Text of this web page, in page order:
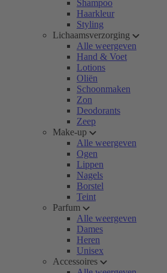
Shampoo
Haarkleur
Styling
Lichaamsverzorging
Alle weergeven
Hand & Voet
Lotions
Oliën
Schoonmaken
Zon
Deodorants
Zeep
Make-up
Alle weergeven
Ogen
Lippen
Nagels
Borstel
Teint
Parfum
Alle weergeven
Dames
Heren
Unisex
Accessoires